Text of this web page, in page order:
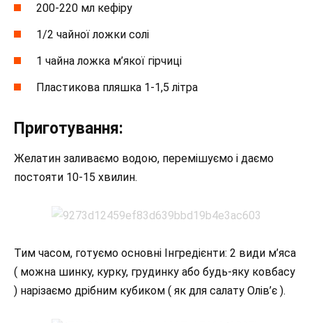
200-220 мл кефіру
1/2 чайної ложки солі
1 чайна ложка м’якої гірчиці
Пластикова пляшка 1-1,5 літра
Приготування:
Желатин заливаємо водою, перемішуємо і даємо
постояти 10-15 хвилин.
Тим часом, готуємо основні Інгредієнти: 2 види м’яса
( можна шинку, курку, грудинку або будь-яку ковбасу
) нарізаємо дрібним кубиком ( як для салату Олів’є ).